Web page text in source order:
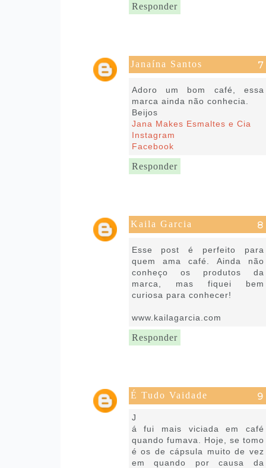
Responder
Janaína Santos
Adoro um bom café, essa
marca ainda não conhecia.
Beijos
Jana Makes Esmaltes e Cia
Instagram
Facebook
Responder
Kaila Garcia
Esse post é perfeito para
quem ama café. Ainda não
conheço os produtos da
marca, mas fiquei bem
curiosa para conhecer!
www.kailagarcia.com
Responder
É Tudo Vaidade
J
á fui mais viciada em café
quando fumava. Hoje, se tomo
é os de cápsula muito de vez
em quando por causa da